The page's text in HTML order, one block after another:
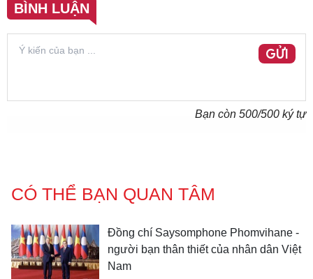
BÌNH LUẬN
GỬI
Bạn còn 500/500 ký tự
CÓ THỂ BẠN QUAN TÂM
Đồng chí Saysomphone Phomvihane -
người bạn thân thiết của nhân dân Việt
Nam